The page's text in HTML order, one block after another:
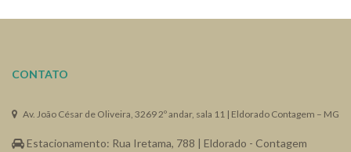
CONTATO
Av. João César de Oliveira, 3269 2º andar, sala 11 | Eldorado Contagem – MG
Estacionamento: Rua Iretama, 788 | Eldorado - Contagem